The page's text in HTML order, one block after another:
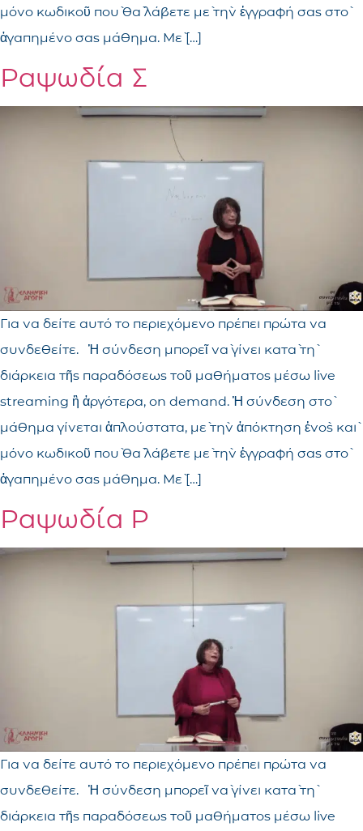
μόνο κωδικοῦ ποὺ θὰ λάβετε μὲ τὴν ἐγγραφή σας στὸ
ἀγαπημένο σας μάθημα. Μὲ […]
Ραψωδία Σ
Για να δείτε αυτό το περιεχόμενο πρέπει πρώτα να
συνδεθείτε. Ἡ σύνδεση μπορεῖ νὰ γίνει κατὰ τὴ
διάρκεια τῆς παραδόσεως τοῦ μαθήματος μέσω live
streaming ἢ ἀργότερα, on demand. Ἡ σύνδεση στὸ
μάθημα γίνεται ἁπλούστατα, μὲ τὴν ἀπόκτηση ἑνὸς καὶ
μόνο κωδικοῦ ποὺ θὰ λάβετε μὲ τὴν ἐγγραφή σας στὸ
ἀγαπημένο σας μάθημα. Μὲ […]
Ραψωδία Ρ
Για να δείτε αυτό το περιεχόμενο πρέπει πρώτα να
συνδεθείτε. Ἡ σύνδεση μπορεῖ νὰ γίνει κατὰ τὴ
διάρκεια τῆς παραδόσεως τοῦ μαθήματος μέσω live